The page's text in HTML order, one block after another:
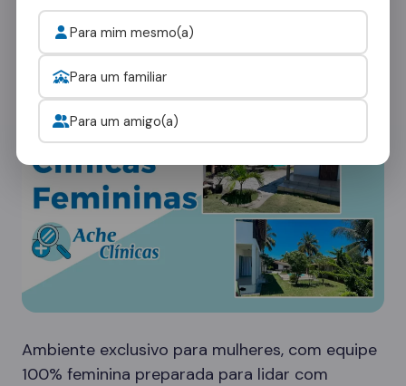
ambientes:
Clínicas Femininas
Ambiente exclusivo para mulheres, com equipe
100% feminina preparada para lidar com
Para mim mesmo(a)
Para um familiar
Para um amigo(a)